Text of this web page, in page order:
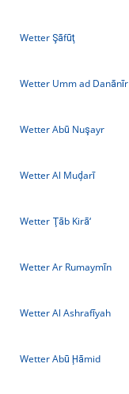
Wetter Şāfūţ
Wetter Umm ad Danānīr
Wetter Abū Nuşayr
Wetter Al Muḑarī
Wetter Ţāb Kirā‘
Wetter Ar Rumaymīn
Wetter Al Ashrafīyah
Wetter Abū Ḩāmid